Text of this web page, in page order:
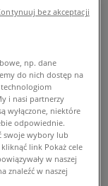
Samochody,
np. dane
do nich dostęp na
i nasi partnerzy
wyłączone, niektóre
odpowiednie.
swoje wybory lub
link Pokaż cele
w naszej
znaleźć w naszej
bez akceptacji